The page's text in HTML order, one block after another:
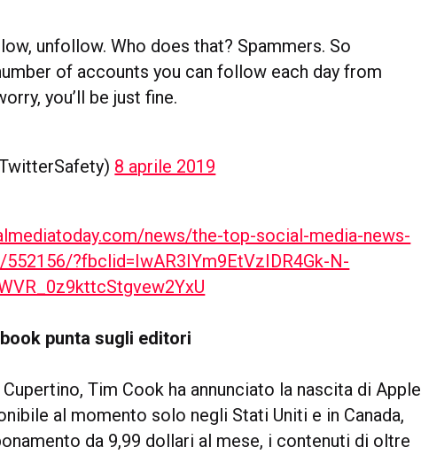
unfollow. Who does that? Spammers. So
of accounts you can follow each day from
you’ll be just fine.
8 aprile 2019
news/the-top-social-media-news-
?fbclid=IwAR3IYm9EtVzIDR4Gk-N-
punta sugli editori
Tim Cook ha annunciato la nascita di Apple
al momento solo negli Stati Uniti e in Canada,
da 9,99 dollari al mese, i contenuti di oltre